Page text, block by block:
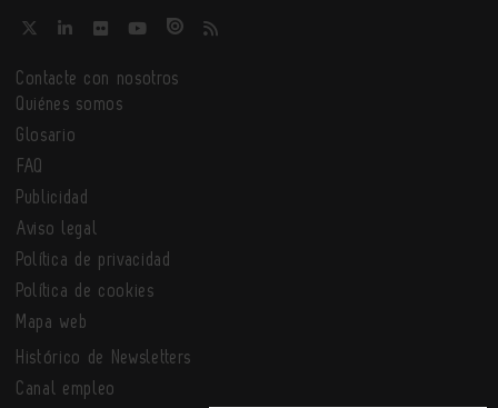
Contacte con nosotros
Quiénes somos
Glosario
FAQ
Publicidad
Aviso legal
Política de privacidad
Política de cookies
Mapa web
Histórico de Newsletters
Canal empleo